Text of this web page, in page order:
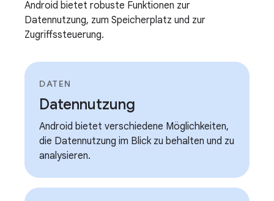
Android bietet robuste Funktionen zur
Datennutzung, zum Speicherplatz und zur
Zugriffssteuerung.
DATEN
Datennutzung
Android bietet verschiedene Möglichkeiten,
die Datennutzung im Blick zu behalten und zu
analysieren.